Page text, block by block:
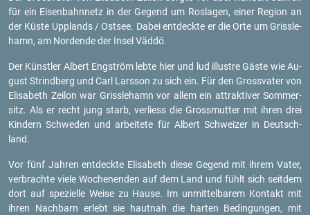
für ein Ei­sen­bahn­netz in der Ge­gend um Ros­la­gen, einer Re­gi­on an
der Küste Up­p­lands / Ost­see. Dabei ent­deck­te er die Orte um Griss­le­
hamn, am Nor­den­de der Insel Väddö.
Der Künst­ler Al­bert Engs­tröm lebte hier und lud il­lus­tre Gäste wie Au­
gust Strind­berg und Carl Lars­son zu sich ein. Für den Gross­va­ter von
Eli­sa­beth Zei­lon war Griss­le­hamn vor allem ein at­trak­ti­ver Som­mer­
sitz. Als er recht jung starb, ver­liess die Gross­mut­ter mit ihren drei
Kin­dern Schwe­den und ar­bei­te­te für Al­bert Schwei­zer in Deutsch­
land.
Vor fünf Jah­ren ent­deck­te Eli­sa­beth diese Ge­gend mit ihrem Vater,
ver­brach­te viele Wo­chen­en­den auf dem Land und fühlt sich seit­dem
dort auf spe­zi­el­le Weise zu Hause. Im un­mit­tel­ba­rem Kon­takt mit
ihren Nach­barn er­lebt sie haut­nah die har­ten Be­din­gun­gen, mit